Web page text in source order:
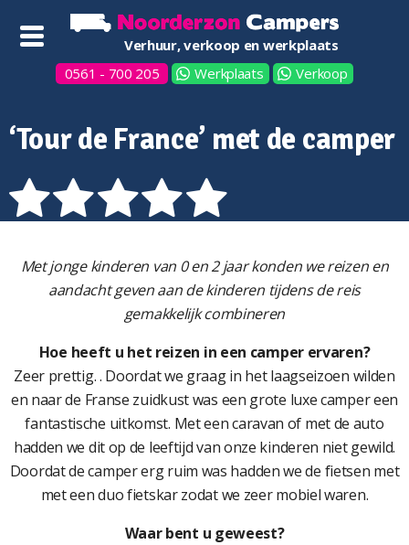
Verhuur, verkoop en werkplaats
0561 - 700 205
Werkplaats Verkoop
‘Tour de France’ met de camper
Met jonge kinderen van 0 en 2 jaar konden we reizen en
aandacht geven aan de kinderen tijdens de reis
gemakkelijk combineren
Hoe heeft u het reizen in een camper ervaren?
Zeer prettig. . Doordat we graag in het laagseizoen wilden
en naar de Franse zuidkust was een grote luxe camper een
fantastische uitkomst. Met een caravan of met de auto
hadden we dit op de leeftijd van onze kinderen niet gewild.
Doordat de camper erg ruim was hadden we de fietsen met
met een duo fietskar zodat we zeer mobiel waren.
Waar bent u geweest?